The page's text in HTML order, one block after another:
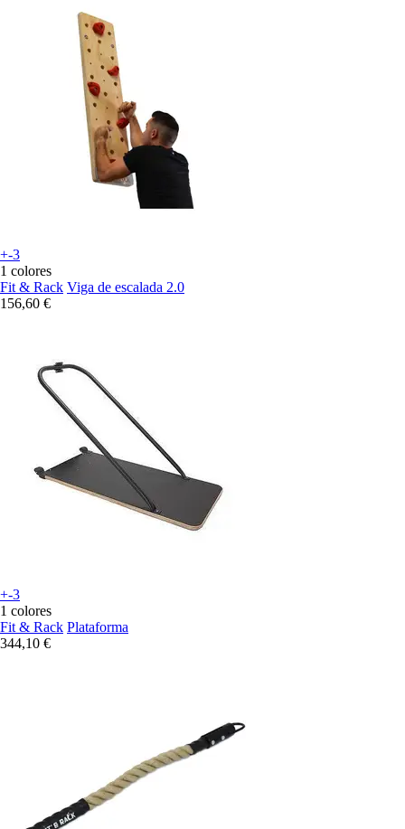
+-3
1 colores
Fit & Rack Viga de escalada 2.0
156,60 €
+-3
1 colores
Fit & Rack Plataforma
344,10 €